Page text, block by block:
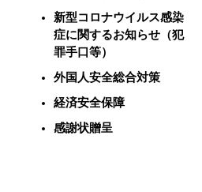
新型コロナウイルス感染
症に関するお知らせ（犯
罪手口等）
外国人安全総合対策
経済安全保障
感謝状贈呈